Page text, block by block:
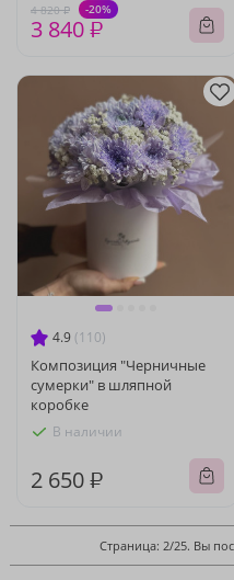
4 820 ₽ -20%
3 840 ₽
4.9 (110)
Композиция "Черничные
сумерки" в шляпной
коробке
В наличии
2 650 ₽
Страница: 2/25. Вы